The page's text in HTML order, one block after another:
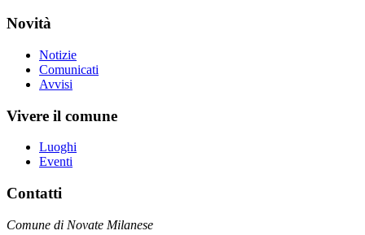
Novità
Notizie
Comunicati
Avvisi
Vivere il comune
Luoghi
Eventi
Contatti
Comune di Novate Milanese